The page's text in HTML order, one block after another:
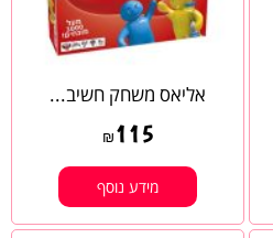
אליאס משחק חשיב...
₪ 115
מידע נוסף